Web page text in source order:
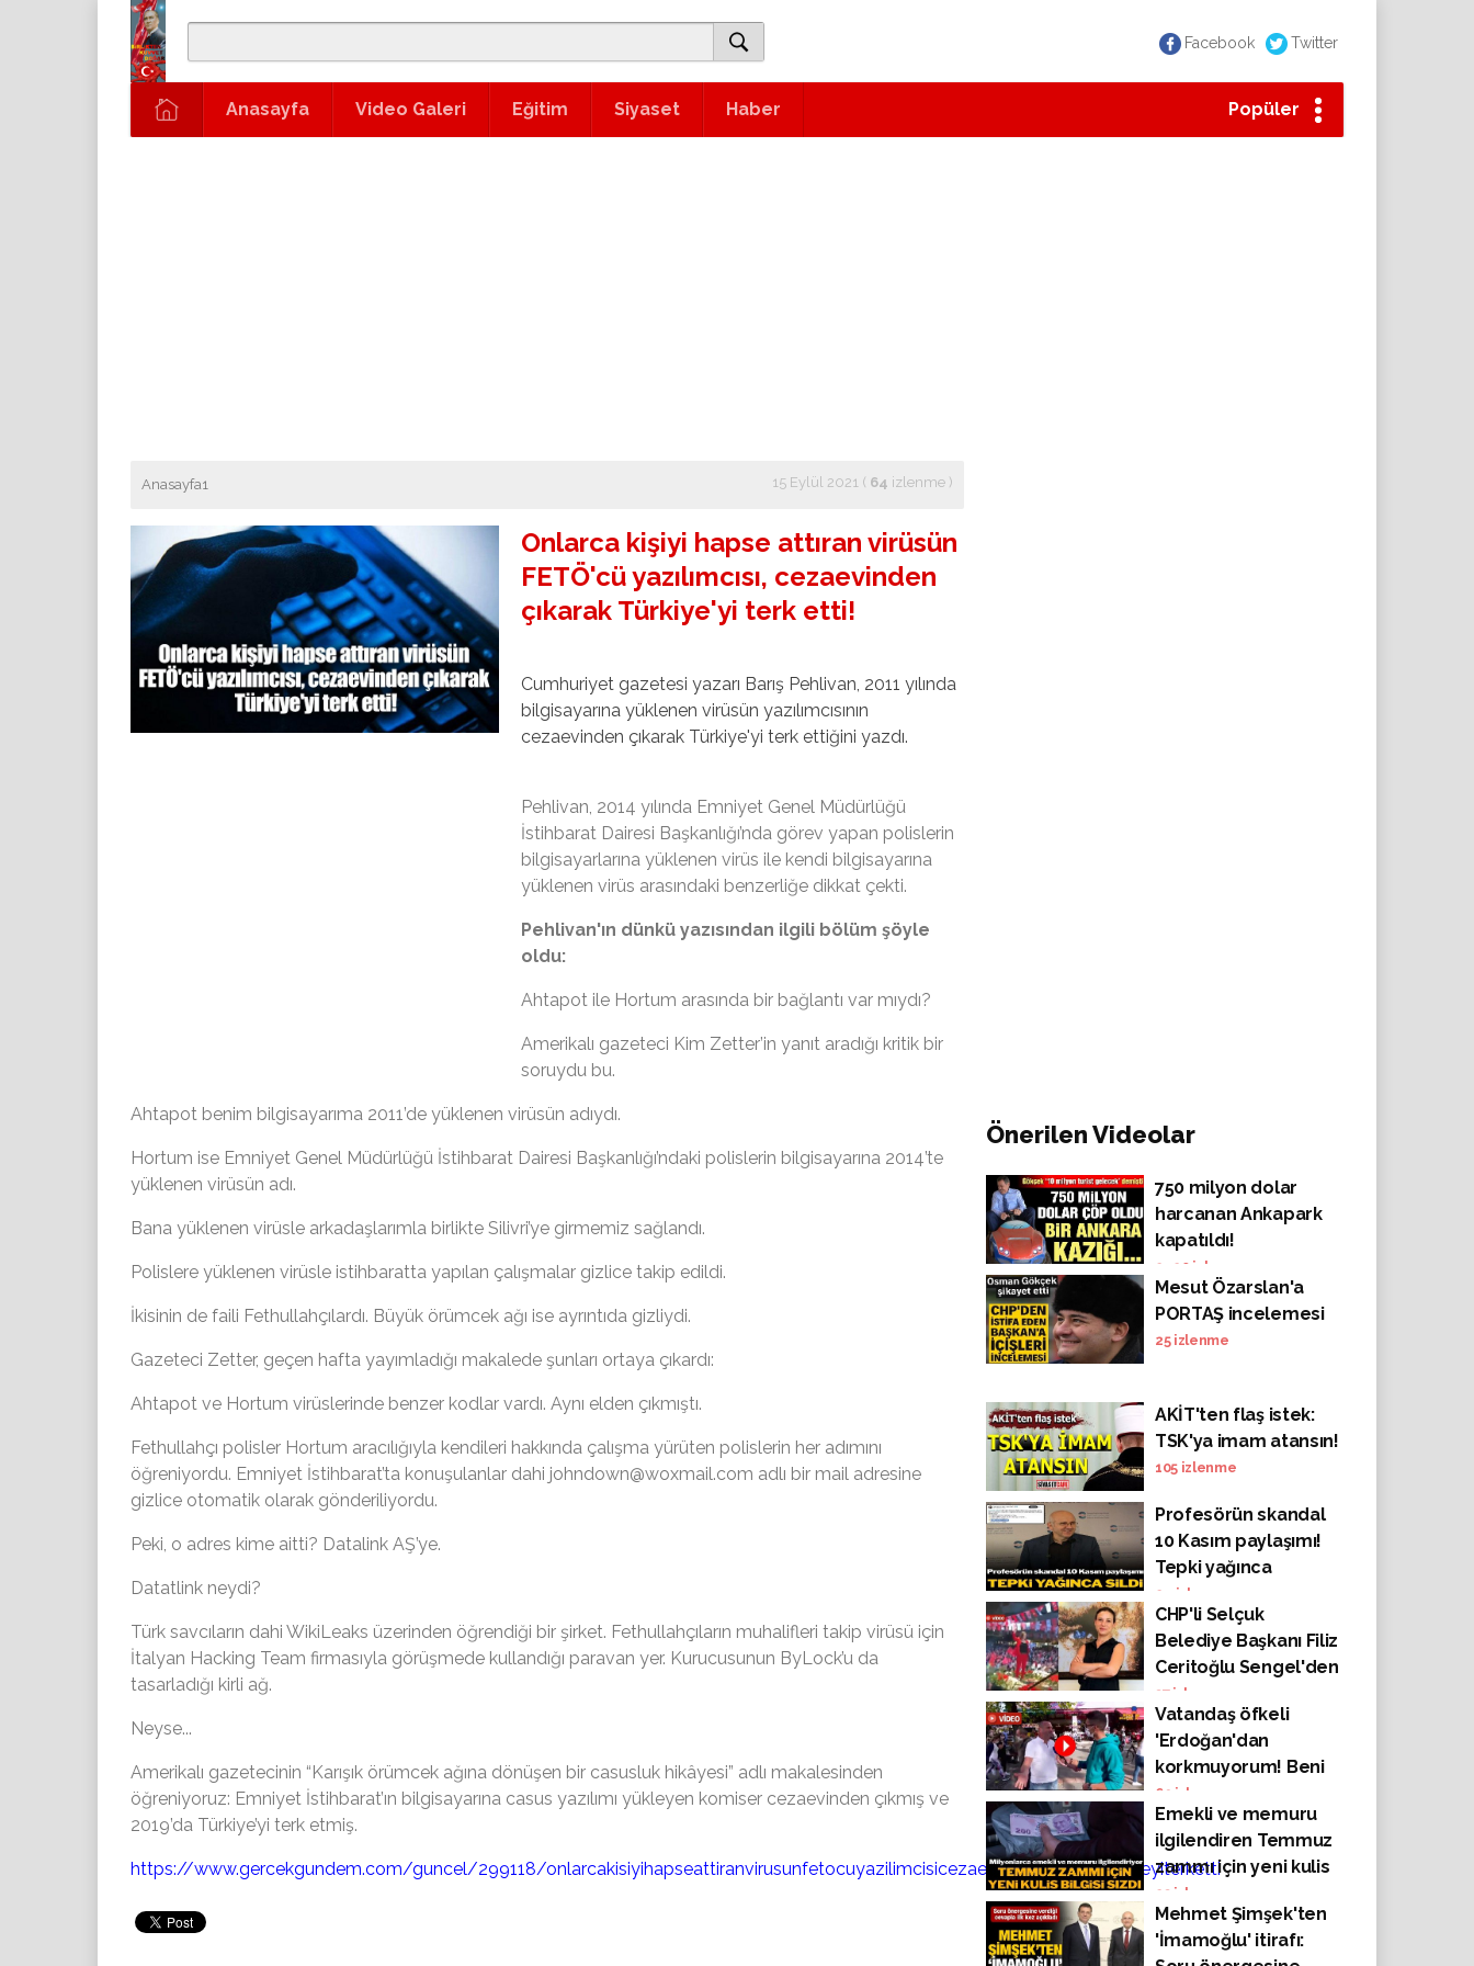
Facebook Twitter
Anasayfa Video Galeri Eğitim Siyaset Haber Popüler
Anasayfa1 15 Eylül 2021 ( 64 izlenme )
Onlarca kişiyi hapse attıran virüsün
FETÖ'cü yazılımcısı, cezaevinden
çıkarak Türkiye'yi terk etti!
Cumhuriyet gazetesi yazarı Barış Pehlivan, 2011 yılında
bilgisayarına yüklenen virüsün yazılımcısının
cezaevinden çıkarak Türkiye'yi terk ettiğini yazdı.
Pehlivan, 2014 yılında Emniyet Genel Müdürlüğü
İstihbarat Dairesi Başkanlığı’nda görev yapan polislerin
bilgisayarlarına yüklenen virüs ile kendi bilgisayarına
yüklenen virüs arasındaki benzerliğe dikkat çekti.
Pehlivan'ın dünkü yazısından ilgili bölüm şöyle
oldu:
Ahtapot ile Hortum arasında bir bağlantı var mıydı?
Amerikalı gazeteci Kim Zetter’in yanıt aradığı kritik bir
soruydu bu.
Ahtapot benim bilgisayarıma 2011’de yüklenen virüsün adıydı.
Hortum ise Emniyet Genel Müdürlüğü İstihbarat Dairesi Başkanlığı’ndaki polislerin bilgisayarına 2014’te
yüklenen virüsün adı.
Bana yüklenen virüsle arkadaşlarımla birlikte Silivri’ye girmemiz sağlandı.
Polislere yüklenen virüsle istihbaratta yapılan çalışmalar gizlice takip edildi.
İkisinin de faili Fethullahçılardı. Büyük örümcek ağı ise ayrıntıda gizliydi.
Gazeteci Zetter, geçen hafta yayımladığı makalede şunları ortaya çıkardı:
Ahtapot ve Hortum virüslerinde benzer kodlar vardı. Aynı elden çıkmıştı.
Fethullahçı polisler Hortum aracılığıyla kendileri hakkında çalışma yürüten polislerin her adımını
öğreniyordu. Emniyet İstihbarat’ta konuşulanlar dahi johndown@woxmail.com adlı bir mail adresine
gizlice otomatik olarak gönderiliyordu.
Peki, o adres kime aitti? Datalink AŞ’ye.
Datatlink neydi?
Türk savcıların dahi WikiLeaks üzerinden öğrendiği bir şirket. Fethullahçıların muhalifleri takip virüsü için
İtalyan Hacking Team firmasıyla görüşmede kullandığı paravan yer. Kurucusunun ByLock’u da
tasarladığı kirli ağ.
Neyse...
Amerikalı gazetecinin “Karışık örümcek ağına dönüşen bir casusluk hikâyesi” adlı makalesinden
öğreniyoruz: Emniyet İstihbarat’ın bilgisayarına casus yazılımı yükleyen komiser cezaevinden çıkmış ve
2019’da Türkiye’yi terk etmiş.
https://www.gercekgundem.com/guncel/299118/onlarcakisiyihapseattiranvirusunfetocuyazilimcisicezaevindencikarakturkiyeyiterketti
Önerilen Videolar
750 milyon dolar
harcanan Ankapark
kapatıldı!
2420 izlenme
Mesut Özarslan'a
PORTAŞ incelemesi
25izlenme
AKİT'ten flaş istek:
TSK'ya imam atansın!
105 izlenme
Profesörün skandal
10 Kasım paylaşımı!
Tepki yağınca
tweetini sildi
24 izlenme
CHP'li Selçuk
Belediye Başkanı Filiz
Ceritoğlu Sengel'den
Özlem Çerçioğlu’na
ağır gönderme
37izlenme
Vatandaş öfkeli
'Erdoğan'dan
korkmuyorum! Beni
dinliyorsa haram
olsun, zıkkım olsun!'
69 izlenme
Emekli ve memuru
ilgilendiren Temmuz
zammı için yeni kulis
bilgisi sızdı
23 izlenme
Mehmet Şimşek'ten
'İmamoğlu' itirafı: